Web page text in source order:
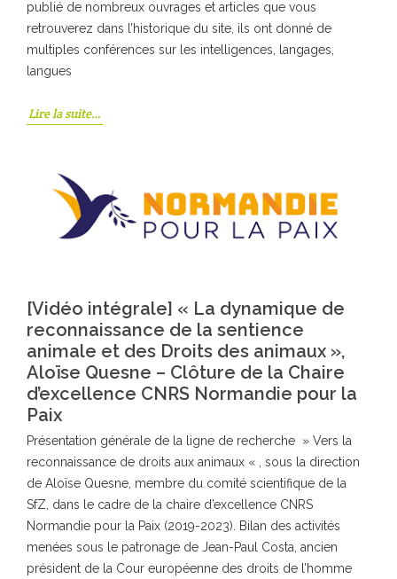
publié de nombreux ouvrages et articles que vous
retrouverez dans l’historique du site, ils ont donné de
multiples conférences sur les intelligences, langages,
langues
Lire la suite…
[Vidéo intégrale] « La dynamique de
reconnaissance de la sentience
animale et des Droits des animaux »,
Aloïse Quesne – Clôture de la Chaire
d’excellence CNRS Normandie pour la
Paix
Présentation générale de la ligne de recherche » Vers la
reconnaissance de droits aux animaux « , sous la direction
de Aloïse Quesne, membre du comité scientifique de la
SfZ, dans le cadre de la chaire d’excellence CNRS
Normandie pour la Paix (2019-2023). Bilan des activités
menées sous le patronage de Jean-Paul Costa, ancien
président de la Cour européenne des droits de l’homme